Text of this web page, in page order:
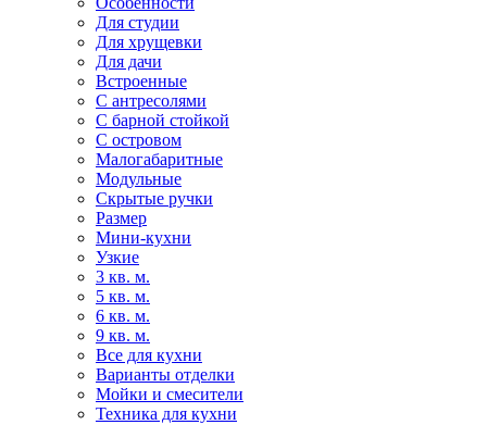
Для студии
Для хрущевки
Для дачи
Встроенные
С антресолями
С барной стойкой
С островом
Малогабаритные
Модульные
Скрытые ручки
Размер
Мини-кухни
Узкие
3 кв. м.
5 кв. м.
6 кв. м.
9 кв. м.
Все для кухни
Варианты отделки
Мойки и смесители
Техника для кухни